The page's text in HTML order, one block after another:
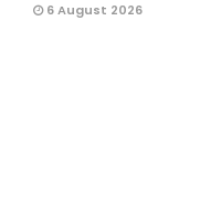
6 August 2026